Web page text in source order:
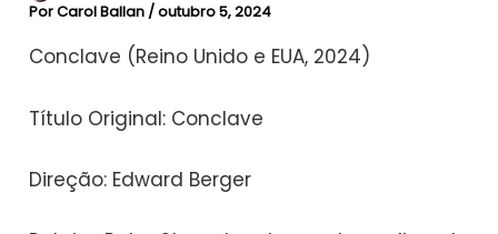
PorCarol Ballan /outubro 5, 2024
Conclave (Reino Unido e EUA, 2024)
Título Original: Conclave
Direção: Edward Berger